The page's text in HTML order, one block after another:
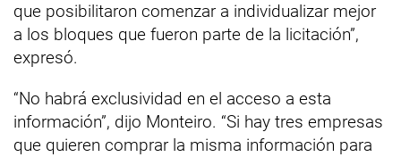
que posibilitaron comenzar a individualizar mejor
a los bloques que fueron parte de la licitación”,
expresó.
“No habrá exclusividad en el acceso a esta
información”, dijo Monteiro. “Si hay tres empresas
que quieren comprar la misma información para